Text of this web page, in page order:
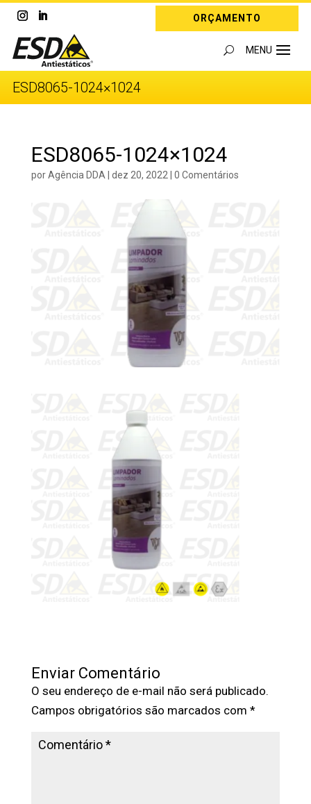
ORÇAMENTO
ESD8065-1024×1024
ESD8065-1024×1024
porAgência DDA | dez 20, 2022 | 0 Comentários
Enviar Comentário
O seu endereço de e-mail não será publicado.
Campos obrigatórios são marcados com *